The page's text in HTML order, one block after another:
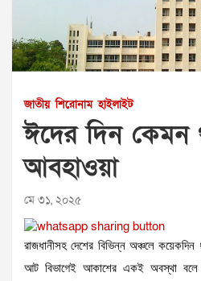
জাতীয় শিরোনাম হাইলাইট
ঈদের দিন কেমন
আবহাওয়া
মে ৩১, ২০২৫
রাজধানীসহ দেশের বিভিন্ন অঞ্চলে কয়েকদিন
আট বিভাগেই আকাশের একই অবস্থা বলে